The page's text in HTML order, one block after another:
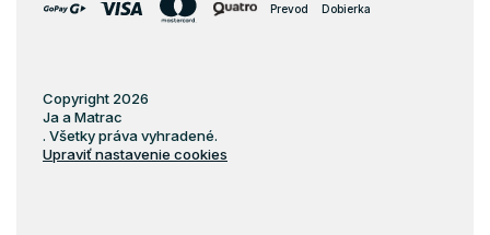
Prevod Dobierka
Copyright 2026
Ja a Matrac
. Všetky práva vyhradené.
Upraviť nastavenie cookies